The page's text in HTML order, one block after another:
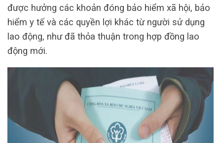
được hưởng các khoản đóng bảo hiểm xã hội, bảo
hiểm y tế và các quyền lợi khác từ người sử dụng
lao động, như đã thỏa thuận trong hợp đồng lao
động mới.